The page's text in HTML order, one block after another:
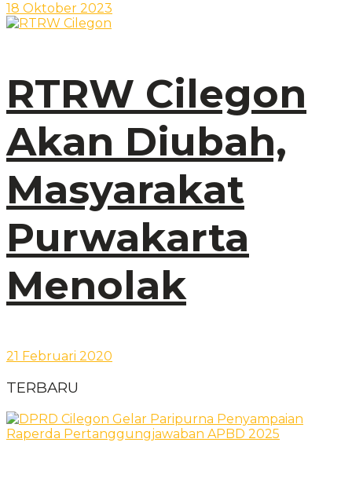
18 Oktober 2023
RTRW Cilegon
Akan Diubah,
Masyarakat
Purwakarta
Menolak
21 Februari 2020
TERBARU